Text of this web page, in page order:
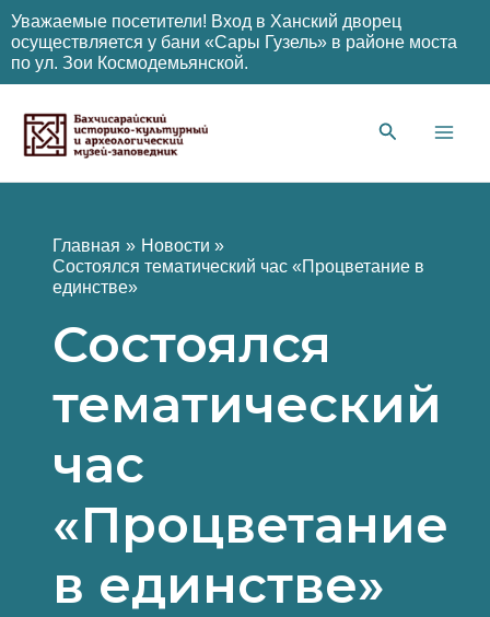
Уважаемые посетители! Вход в Ханский дворец
осуществляется у бани «Сары Гузель» в районе моста
по ул. Зои Космодемьянской.
содержимому
Главная
Новости
Состоялся тематический час «Процветание в
единстве»
Состоялся
тематический
час
«Процветание
в единстве»